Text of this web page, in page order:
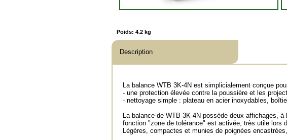
Poids: 4.2 kg
Description
La balance WTB 3K-4N est simplicialement conçue
- une protection élevée contre la poussière et les
- nettoyage simple : plateau en acier inoxydables,
La balance de WTB 3K-4N possède deux affichages, à
fonction "zone de tolérance" est activée, très utile lors
Légères, compactes et munies de poignées